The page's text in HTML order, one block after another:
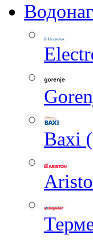
Baxi